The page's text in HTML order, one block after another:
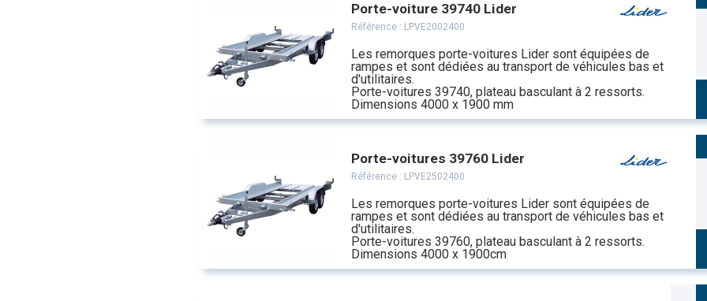
Porte-voiture 39740 Lider
Référence : LPVE2002400
Les remorques porte-voitures Lider sont équipées de
rampes et sont dédiées au transport de véhicules bas et
d'utilitaires.
Porte-voitures 39740, plateau basculant à 2 ressorts.
Dimensions 4000 x 1900 mm
Porte-voitures 39760 Lider
Référence : LPVE2502400
Les remorques porte-voitures Lider sont équipées de
rampes et sont dédiées au transport de véhicules bas et
d'utilitaires.
Porte-voitures 39760, plateau basculant à 2 ressorts.
Dimensions 4000 x 1900cm